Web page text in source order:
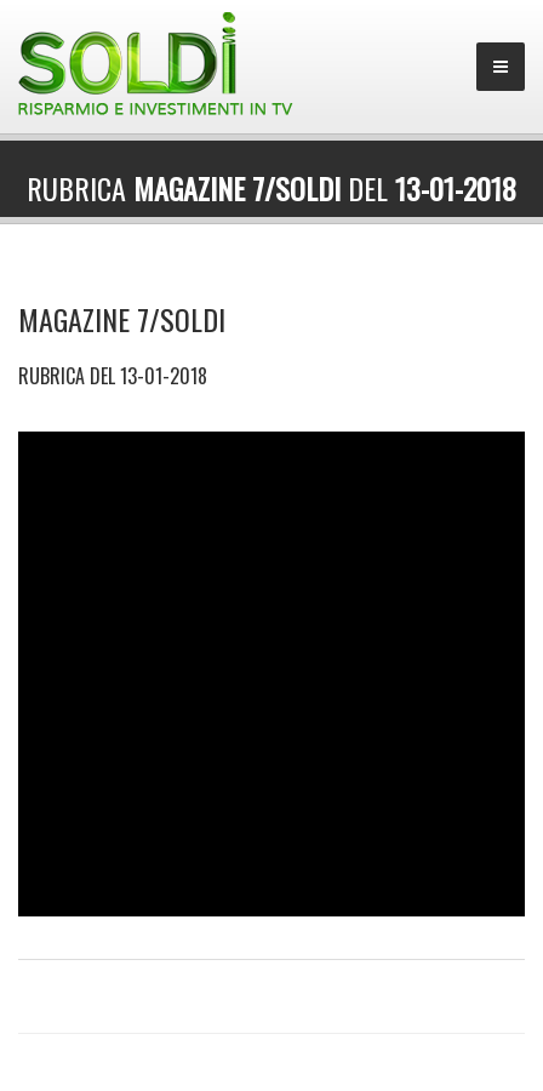
RUBRICA MAGAZINE 7/SOLDI DEL13-01-2018
MAGAZINE 7/SOLDI
RUBRICA DEL 13-01-2018